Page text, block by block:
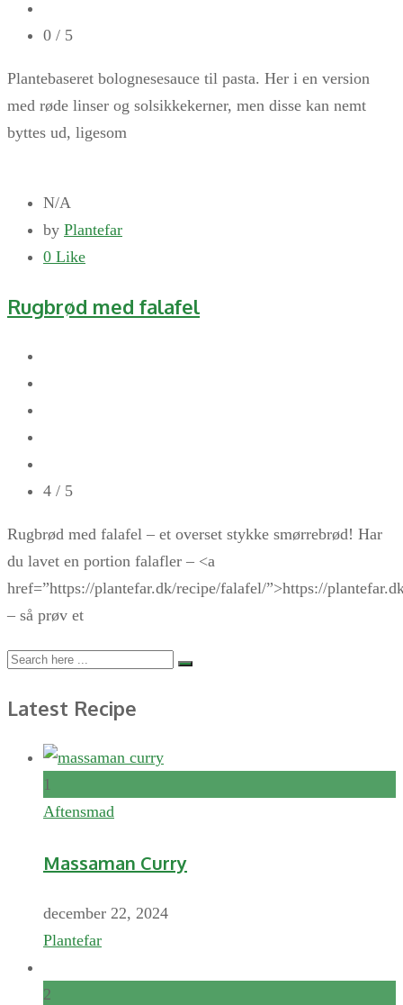
0 / 5
Plantebaseret bolognesesauce til pasta. Her i en version
med røde linser og solsikkekerner, men disse kan nemt
byttes ud, ligesom
N/A
by Plantefar
0 Like
Rugbrød med falafel
4 / 5
Rugbrød med falafel – et overset stykke smørrebrød! Har
du lavet en portion falafler – <a
href=”https://plantefar.dk/recipe/falafel/”>https://
– så prøv et
Latest Recipe
1
Aftensmad
Massaman Curry
december 22, 2024
Plantefar
2